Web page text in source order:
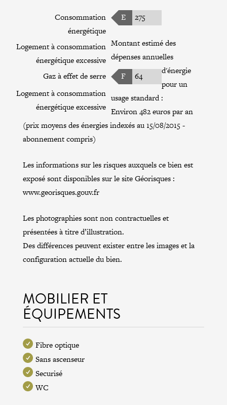
Consommation
énergétique
E 275
Logement à consommation
énergétique excessive
Gaz à effet de serre
F
64
Logement à consommation
énergétique excessive
Montant estimé des
dépenses annuelles
d'énergie
pour un
usage standard :
Environ 482 euros par an
(prix moyens des énergies indexés au 15/08/2015 -
abonnement compris)
Les informations sur les risques auxquels ce bien est
exposé sont disponibles sur le site Géorisques :
www.georisques.gouv.fr
Les photographies sont non contractuelles et
présentées à titre d’illustration.
Des différences peuvent exister entre les images et la
configuration actuelle du bien.
MOBILIER ET
ÉQUIPEMENTS
Fibre optique
Sans ascenseur
Securisé
WC